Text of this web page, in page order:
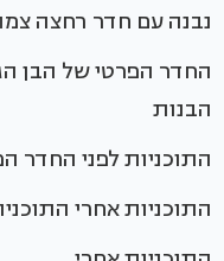
נבנה עם חדר רחצה
החדר הפרטי של הבן
הבנות
התוכניות לפני החדר
התוכניות אחרי